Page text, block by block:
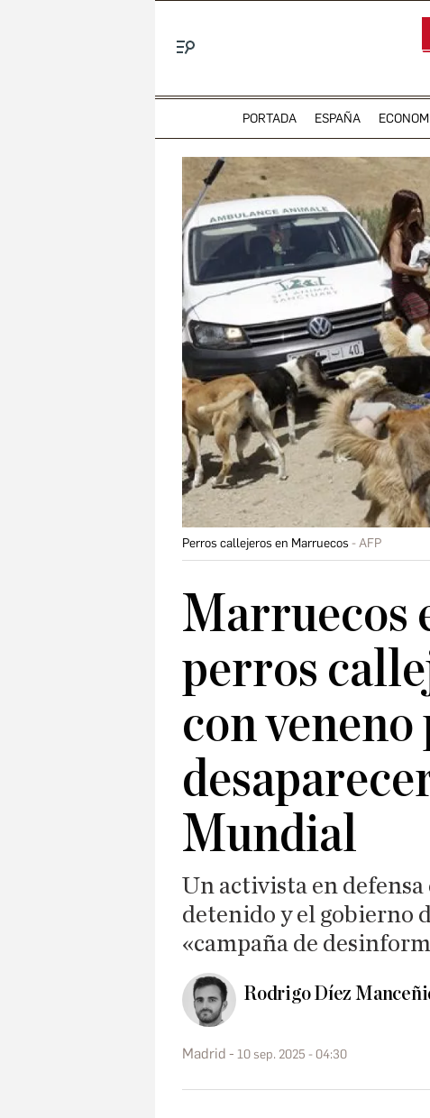
PORTADA ESPAÑA
Perros callejeros en Marruecos AFP
Marruecos
perros
con
Mundial
Un activista en defensa
detenido y el gobierno
«campaña de
Rodrigo Díez
Madrid 10 sep. 2025 - 04:30